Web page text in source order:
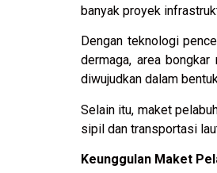
banyak proyek
Dengan teknologi
dermaga, area
diwujudkan dalam
Selain itu, maket
sipil dan transportasi
Keunggulan Maket